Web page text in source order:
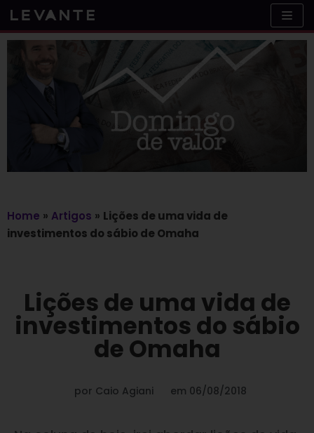
Skip
to
content
Home » Artigos » Lições de uma vida de
investimentos do sábio de Omaha
Lições de uma vida de
investimentos do sábio
de Omaha
por Caio Agiani em 06/08/2018